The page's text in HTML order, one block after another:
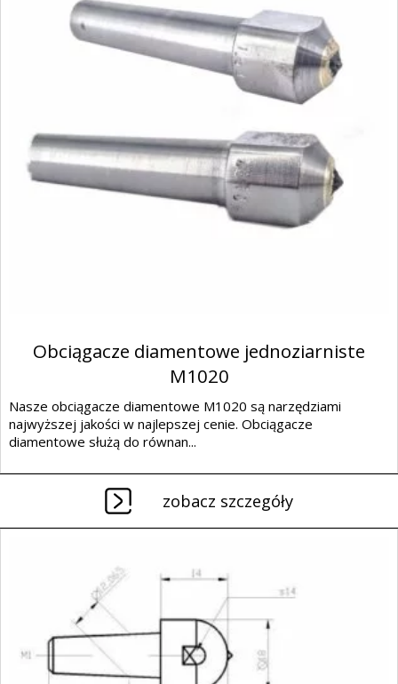
Obciągacze diamentowe jednoziarniste
M1020
Nasze obciągacze diamentowe M1020 są narzędziami
najwyższej jakości w najlepszej cenie. Obciągacze
diamentowe służą do równan...
zobacz szczegóły